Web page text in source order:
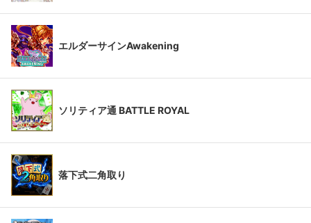
エルダーサインAwakening
ソリティア通 BATTLE ROYAL
落下式二角取り